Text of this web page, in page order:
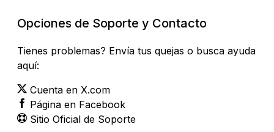
Opciones de Soporte y Contacto
Tienes problemas? Envía tus quejas o busca ayuda
aquí:
Cuenta en X.com
Página en Facebook
Sitio Oficial de Soporte